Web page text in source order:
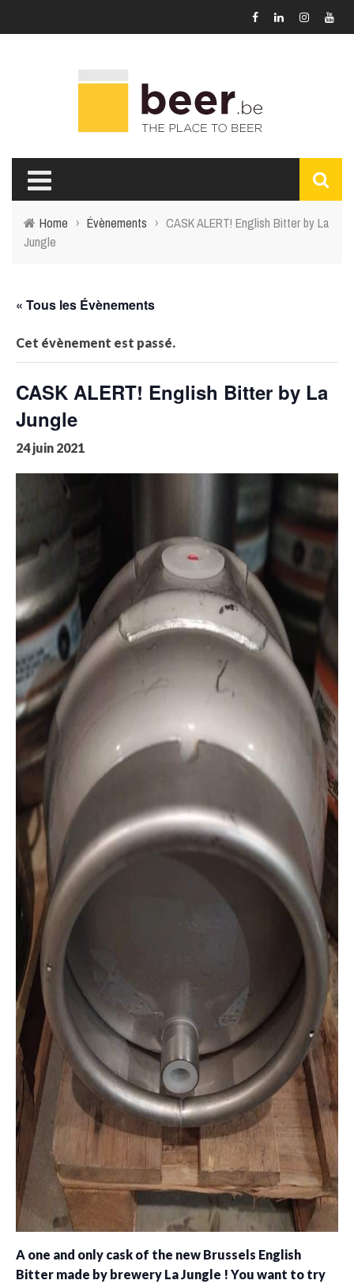
Home › Évènements › CASK ALERT! English Bitter by La
Jungle
« Tous les Évènements
Cet évènement est passé.
CASK ALERT! English Bitter by La
Jungle
24 juin 2021
A one and only cask of the new Brussels English
Bitter made by brewery La Jungle ! You want to try